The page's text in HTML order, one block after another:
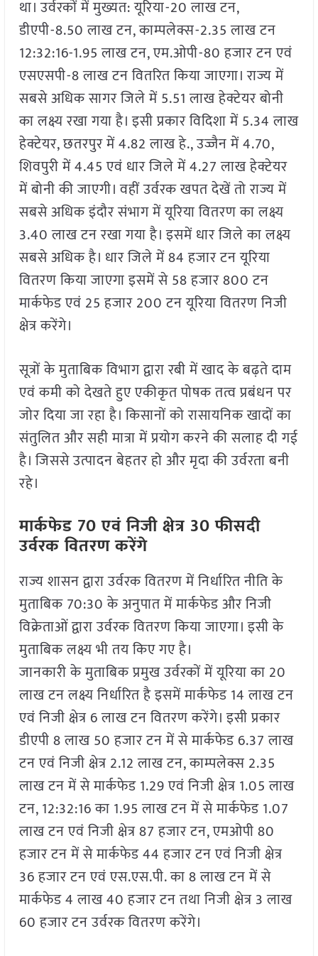
था। उर्वरकों में मुख्यत: यूरिया-20 लाख टन,
डीएपी-8.50 लाख टन, काम्पलेक्स-2.35 लाख टन
12:32:16-1.95 लाख टन, एम.ओपी-80 हजार टन एवं
एसएसपी-8 लाख टन वितरित किया जाएगा। राज्य में
सबसे अधिक सागर जिले में 5.51 लाख हेक्टेयर बोनी
का लक्ष्य रखा गया है। इसी प्रकार विदिशा में 5.34 लाख
हेक्टेयर, छतरपुर में 4.82 लाख हे., उज्जैन में 4.70,
शिवपुरी में 4.45 एवं धार जिले में 4.27 लाख हेक्टेयर
में बोनी की जाएगी। वहीं उर्वरक खपत देखें तो राज्य में
सबसे अधिक इंदौर संभाग में यूरिया वितरण का लक्ष्य
3.40 लाख टन रखा गया है। इसमें धार जिले का लक्ष्य
सबसे अधिक है। धार जिले में 84 हजार टन यूरिया
वितरण किया जाएगा इसमें से 58 हजार 800 टन
मार्कफेड एवं 25 हजार 200 टन यूरिया वितरण निजी
क्षेत्र करेंगे।
सूत्रों के मुताबिक विभाग द्वारा रबी में खाद के बढ़ते दाम
एवं कमी को देखते हुए एकीकृत पोषक तत्व प्रबंधन पर
जोर दिया जा रहा है। किसानों को रासायनिक खादों का
संतुलित और सही मात्रा में प्रयोग करने की सलाह दी गई
है। जिससे उत्पादन बेहतर हो और मृदा की उर्वरता बनी
रहे।
मार्कफेड 70 एवं निजी क्षेत्र 30 फीसदी
उर्वरक वितरण करेंगे
राज्य शासन द्वारा उर्वरक वितरण में निर्धारित नीति के
मुताबिक 70:30 के अनुपात में मार्कफेड और निजी
विक्रेताओं द्वारा उर्वरक वितरण किया जाएगा। इसी के
मुताबिक लक्ष्य भी तय किए गए है।
जानकारी के मुताबिक प्रमुख उर्वरकों में यूरिया का 20
लाख टन लक्ष्य निर्धारित है इसमें मार्कफेड 14 लाख टन
एवं निजी क्षेत्र 6 लाख टन वितरण करेंगे। इसी प्रकार
डीएपी 8 लाख 50 हजार टन में से मार्कफेड 6.37 लाख
टन एवं निजी क्षेत्र 2.12 लाख टन, काम्पलेक्स 2.35
लाख टन में से मार्कफेड 1.29 एवं निजी क्षेत्र 1.05 लाख
टन, 12:32:16 का 1.95 लाख टन में से मार्कफेड 1.07
लाख टन एवं निजी क्षेत्र 87 हजार टन, एमओपी 80
हजार टन में से मार्कफेड 44 हजार टन एवं निजी क्षेत्र
36 हजार टन एवं एस.एस.पी. का 8 लाख टन में से
मार्कफेड 4 लाख 40 हजार टन तथा निजी क्षेत्र 3 लाख
60 हजार टन उर्वरक वितरण करेंगे।